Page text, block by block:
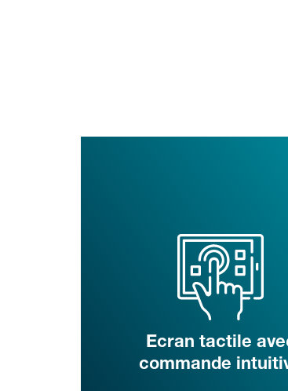
Ecran tactile
commande